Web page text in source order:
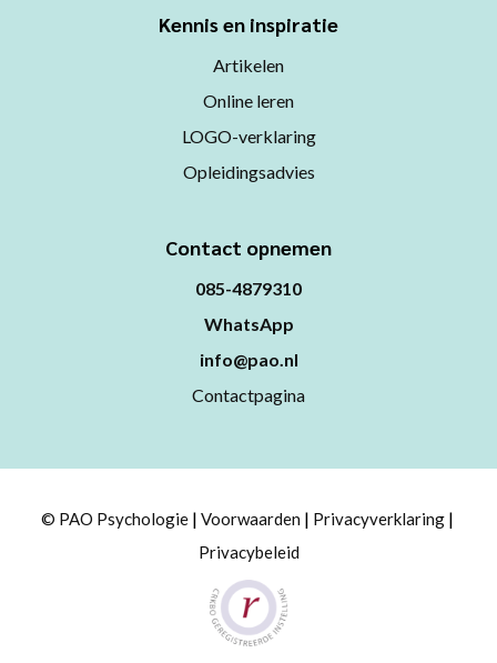
Kennis en inspiratie
Artikelen
Online leren
LOGO-verklaring
Opleidingsadvies
Contact opnemen
085-4879310
WhatsApp
info@pao.nl
Contactpagina
© PAO Psychologie Voorwaarden
Privacyverklaring
Privacybeleid